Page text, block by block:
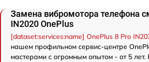
Замена вибромотора телефона
IN2020 OnePlus
[dataset:services:name] OnePlus 8 Pro
нашем профильном сервис-центре
мастерами с огромным опытом - от 5